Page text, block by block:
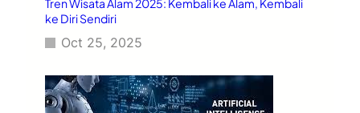
Tren Wisata Alam 2025: Kembali ke Alam, Kembali
ke Diri Sendiri
Oct 25, 2025